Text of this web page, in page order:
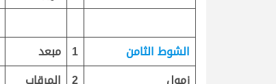
الشوط الثامن 1 مبعد